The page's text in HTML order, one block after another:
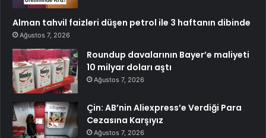
Alman tahvil faizleri düşen petrol ile 3 haftanın dibinde
Ağustos 7, 2026
Roundup davalarının Bayer’e maliyeti
10 milyar doları aştı
Ağustos 7, 2026
Çin: AB’nin Aliexpress’e Verdiği Para
Cezasına Karşıyız
Ağustos 7, 2026